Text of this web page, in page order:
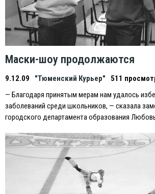
Маски-шоу продолжаются
9.12.09 "Тюменский Курьер"
511
— Благодаря принятым мерам нам удалось
заболеваний среди школьников, — сказала
городского департамента образования